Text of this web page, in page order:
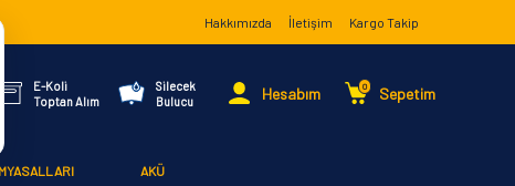
Hakkımızda İletişim Kargo Takip
E-Koli
Toptan Alım
Silecek
Bulucu
Hesabım 0 Sepetim
AKÜ